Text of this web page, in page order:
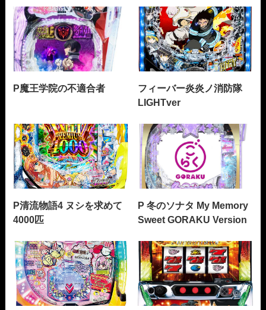
P魔王学院の不適合者
フィーバー炎炎ノ消防隊
LIGHTver
P清流物語4 ヌシを求めて
4000匹
P 冬のソナタ My Memory
Sweet GORAKU Version